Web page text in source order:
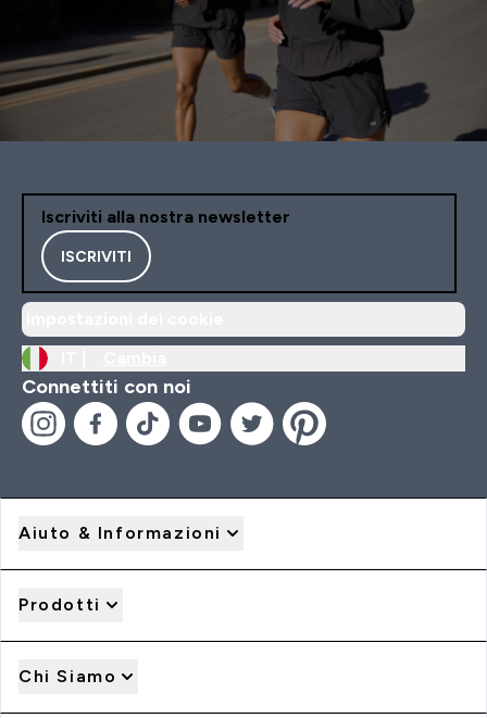
Iscriviti alla nostra newsletter
ISCRIVITI
Connettiti con noi
Aiuto & Informazioni
Prodotti
Chi Siamo